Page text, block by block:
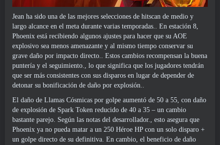
Jean ha sido una de las mejores selecciones de hitscan de medio y
largo alcance en el meta durante varias temporadas.. En estación 8,
Phoenix está recibiendo algunos ajustes para hacer que su AOE
explosivo sea menos amenazante y al mismo tiempo conservar su
grave daño por impacto directo.. Estos cambios recompensan la buena
puntería y el seguimiento., lo que significa que los jugadores tendrán
que ser más consistentes con sus disparos en lugar de depender de
detonar su bonificación de daño por explosión..
El daño de Llamas Cósmicas por golpe aumentó de 50 a 55, con daño
de explosión de Spark Token reducido de 40 a 35 – un cambio
bastante parejo. Según las notas del desarrollador., esto asegura que
Phoenix ya no pueda matar a un 250 Héroe HP con un solo disparo +
un golpe directo de su definitiva. En cambio, el beneficio de daño